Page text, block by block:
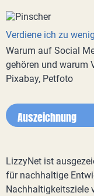
Verdiene ich zu
Warum auf Social
gehören und warum
Pixabay, Petfoto
Auszeichnung
LizzyNet ist
für nachhaltige
Nachhaltigkeitsziele